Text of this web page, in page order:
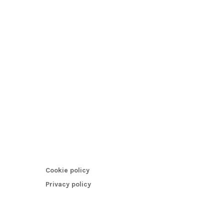
Cookie policy
Privacy policy